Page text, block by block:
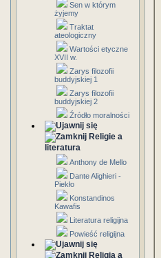
Sen w którym
żyjemy
Traktat
ateologiczny
Wartości etyczne
XVII w.
Zarys filozofii
buddyjskiej 1
Zarys filozofii
buddyjskiej 2
Źródło moralności
Religie a
literatura
Anthony de Mello
Dante Alighieri -
Piekło
Konstandinos
Kawafis
Literatura religijna
Powieść religijna
Religia a